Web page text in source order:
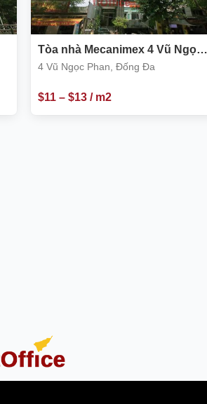
Tòa nhà Mecanimex 4 Vũ Ngọc
Phan
4 Vũ Ngọc Phan, Đống Đa
$11– $13/ m2